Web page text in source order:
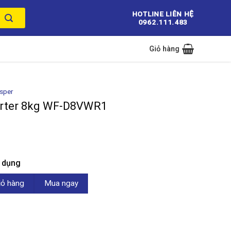
HOTLINE LIÊN HỆ
0962.111.483
Giỏ hàng
8kg WF-D8VWR1
D8VWR1 số lượng
hàng Mua ngay